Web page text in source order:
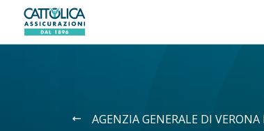
Generali logo
AGENZIA GENERALE DI